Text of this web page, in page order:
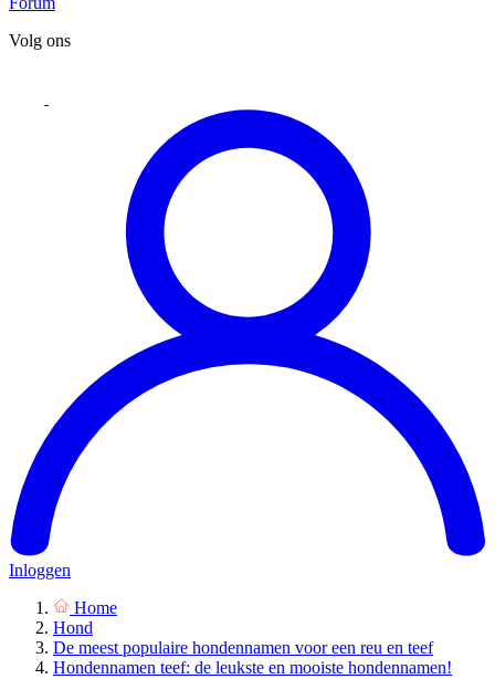
Volg ons
Inloggen
Home
Hond
De meest populaire hondennamen voor een reu en teef
Hondennamen teef: de leukste en mooiste hondennamen!